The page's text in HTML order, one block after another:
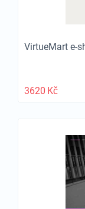
VirtueMart e-
3620 Kč